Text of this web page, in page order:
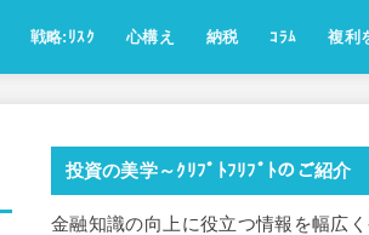
戦略:ﾘｽｸ 心構え 納税 ｺﾗﾑ 複利
投資の美学～ｸﾘﾌﾟﾄﾌﾘﾌﾟﾄのご紹介
金融知識の向上に役立つ情報を幅広く